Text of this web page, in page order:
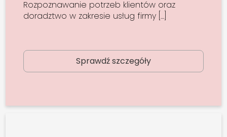
Rozpoznawanie potrzeb klientów oraz
doradztwo w zakresie usług firmy […]
Sprawdź szczegóły